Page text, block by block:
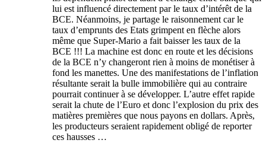
lui est influencé directement par le taux d’intérêt de la
BCE. Néanmoins, je partage le raisonnement car le
taux d’emprunts des Etats grimpent en flèche alors
même que Super-Mario a fait baisser les taux de la
BCE !!! La machine est donc en route et les décisions
de la BCE n’y changeront rien à moins de monétiser à
fond les manettes. Une des manifestations de l’inflation
résultante serait la bulle immobilière qui au contraire
pourrait continuer à se développer. L’autre effet rapide
serait la chute de l’Euro et donc l’explosion du prix des
matières premières que nous payons en dollars. Après,
les producteurs seraient rapidement obligé de reporter
ces hausses …